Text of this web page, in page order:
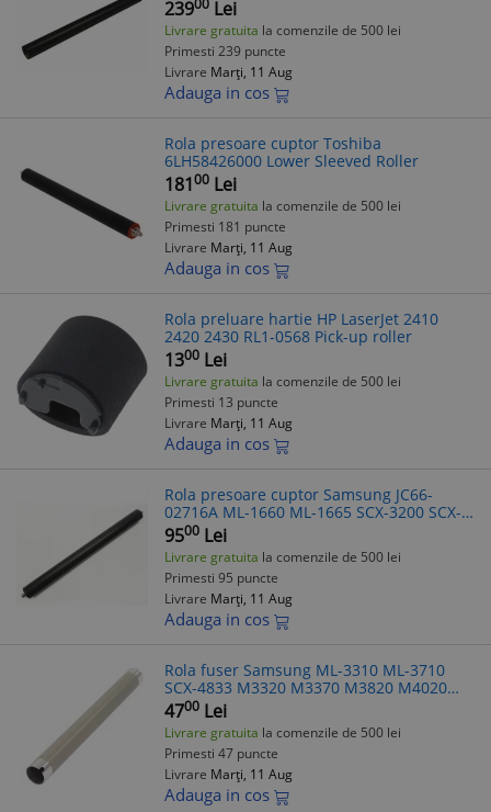
239 Lei
Livrare gratuita la comenzile de 500 lei
Primesti 239 puncte
Livrare Marți, 11 Aug
Adauga in cos
Rola presoare cuptor Toshiba
6LH58426000 Lower Sleeved Roller
18100 Lei
Livrare gratuita la comenzile de 500 lei
Primesti 181 puncte
Livrare Marți, 11 Aug
Adauga in cos
Rola preluare hartie HP LaserJet 2410
2420 2430 RL1-0568 Pick-up roller
1300 Lei
Livrare gratuita la comenzile de 500 lei
Primesti 13 puncte
Livrare Marți, 11 Aug
Adauga in cos
Rola presoare cuptor Samsung JC66-
02716A ML-1660 ML-1665 SCX-3200 SCX-
3205
9500 Lei
Livrare gratuita la comenzile de 500 lei
Primesti 95 puncte
Livrare Marți, 11 Aug
Adauga in cos
Rola fuser Samsung ML-3310 ML-3710
SCX-4833 M3320 M3370 M3820 M4020
M3870 M4020
4700 Lei
Livrare gratuita la comenzile de 500 lei
Primesti 47 puncte
Livrare Marți, 11 Aug
Adauga in cos